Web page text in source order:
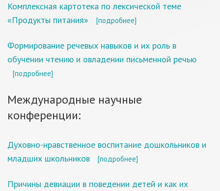
Комплексная картотека по лексической теме
«Продукты питания»
[подробнее]
Формирование речевых навыков и их роль в
обучении чтению и овладении письменной речью
[подробнее]
Международные научные
конференции:
Духовно-нравственное воспитание дошкольников и
младших школьников
[подробнее]
Причины девиации в поведении детей и как их